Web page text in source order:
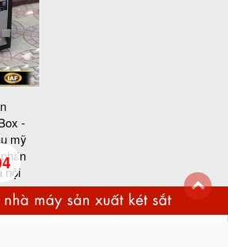
-
mỹ
nội
back